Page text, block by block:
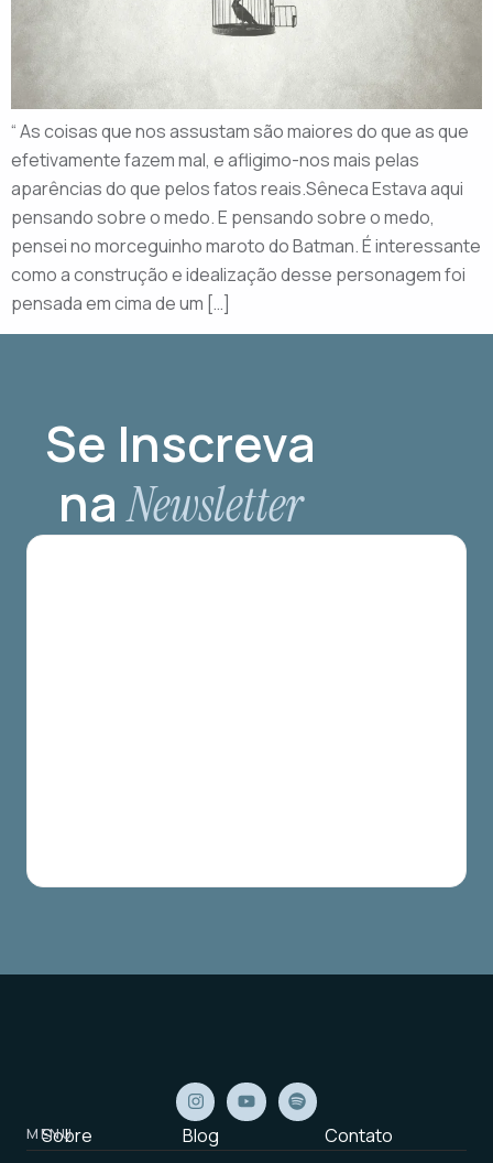
“ As coisas que nos assustam são maiores do que as que
efetivamente fazem mal, e afligimo-nos mais pelas
aparências do que pelos fatos reais.Sêneca Estava aqui
pensando sobre o medo. E pensando sobre o medo,
pensei no morceguinho maroto do Batman. É interessante
como a construção e idealização desse personagem foi
pensada em cima de um […]
Se Inscreva
naNewsletter
Sobre
MENU Blog Contato